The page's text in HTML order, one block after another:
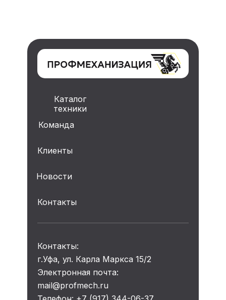
Каталог
техники
Команда
Новости
Контакты
Клиенты
Контакты:
г.Уфа, ул. Карла Маркса 15/2
Электронная почта:
mail@profmech.ru